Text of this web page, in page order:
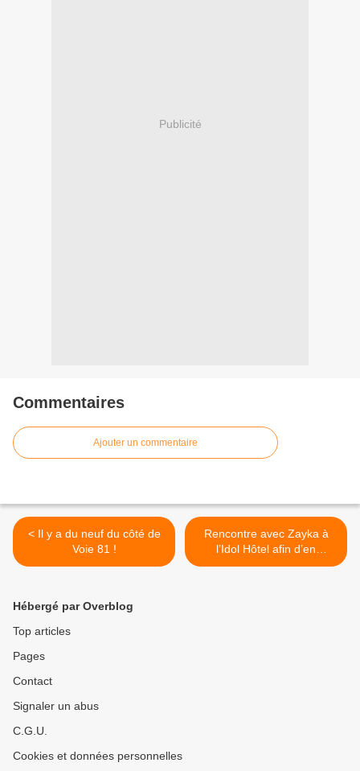
Publicité
Commentaires
Ajouter un commentaire
< Il y a du neuf du côté de
Voie 81 !
Rencontre avec Zayka à
l’Idol Hôtel afin d’en
apprendre plus sur son
Hébergé par Overblog
Top articles
Pages
Contact
Signaler un abus
C.G.U.
Cookies et données personnelles